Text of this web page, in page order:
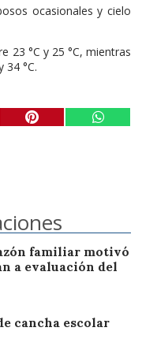
ocasionales y cielo
23 °C y 25 °C, mientras
34 °C.
familiar motivó
a evaluación del
cancha escolar